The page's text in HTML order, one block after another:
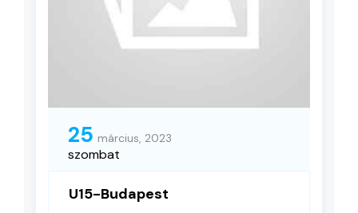
25 március, 2023
szombat
U15-Budapest